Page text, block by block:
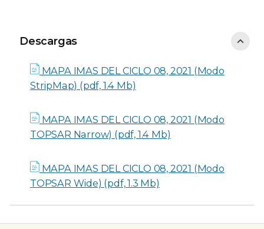
Descargas
Descargas
MAPA IMAS DEL CICLO 08, 2021 (Modo
StripMap) (pdf, 1.4 Mb)
MAPA IMAS DEL CICLO 08, 2021 (Modo
TOPSAR Narrow) (pdf, 1.4 Mb)
MAPA IMAS DEL CICLO 08, 2021 (Modo
TOPSAR Wide) (pdf, 1.3 Mb)